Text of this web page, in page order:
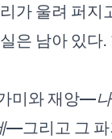
가 울려 퍼
은 남아 있다.
미와 재앙—
—그리고 그 파